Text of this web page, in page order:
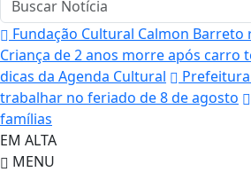
Fundação Cultural Calmon Barreto
Criança de 2 anos morre após
dicas da Agenda Cultural
trabalhar no feriado de 8 de agosto
famílias
EM ALTA
MENU